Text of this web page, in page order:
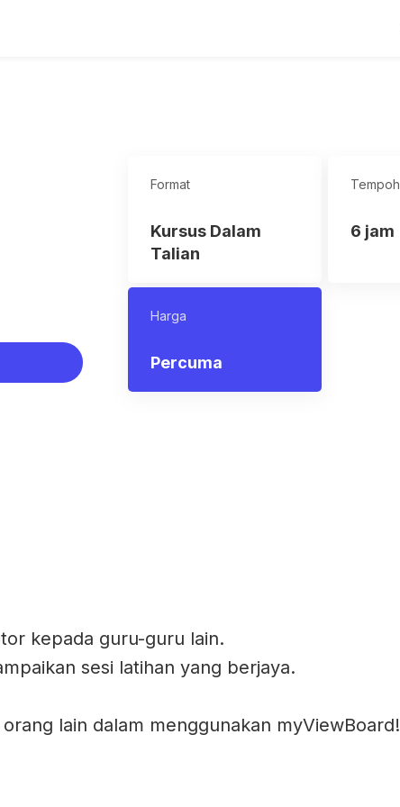
Format
Kursus Dalam
Talian
Tempoh
6 jam
Harga
Percuma
kepada guru-guru lain.
sesi latihan yang berjaya.
lain dalam menggunakan myViewBoard!